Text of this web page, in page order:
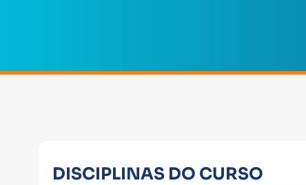
DISCIPLINAS DO CURSO